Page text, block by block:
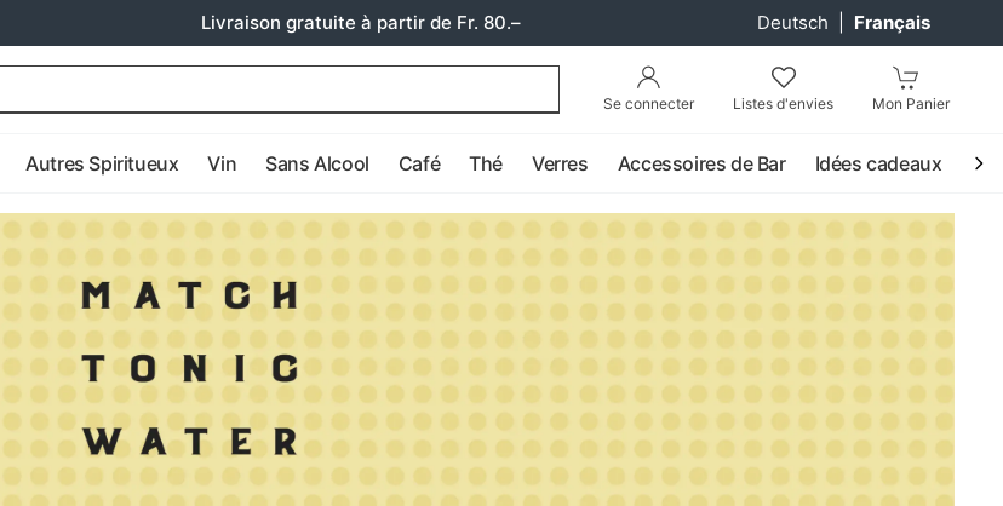
Livraison gratuite à partir de Fr. 80.– Deutsch Français
Se connecter Listes d'envies Mon Panier
Autres Spiritueux Vin Sans Alcool Café Thé Verres Accessoires de Bar Idées cadeaux